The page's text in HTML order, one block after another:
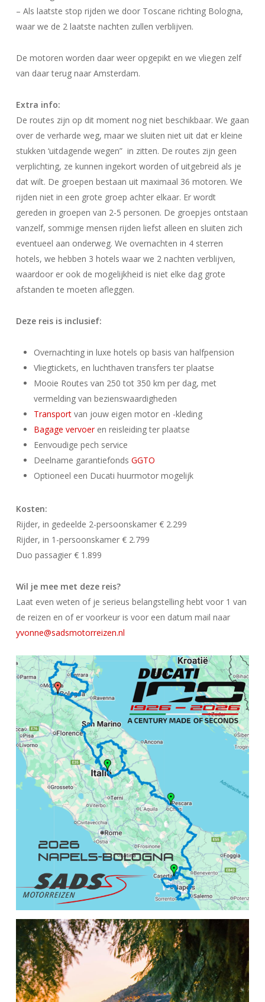
– Als laatste stop rijden we door Toscane richting Bologna,
waar we de 2 laatste nachten zullen verblijven.
De motoren worden daar weer opgepikt en we vliegen zelf
van daar terug naar Amsterdam.
Extra info:
De routes zijn op dit moment nog niet beschikbaar. We gaan
over de verharde weg, maar we sluiten niet uit dat er kleine
stukken ‘uitdagende wegen” in zitten. De routes zijn geen
verplichting, ze kunnen ingekort worden of uitgebreid als je
dat wilt. De groepen bestaan uit maximaal 36 motoren. We
rijden niet in een grote groep achter elkaar. Er wordt
gereden in groepen van 2-5 personen. De groepjes ontstaan
vanzelf, sommige mensen rijden liefst alleen en sluiten zich
eventueel aan onderweg. We overnachten in 4 sterren
hotels, we hebben 3 hotels waar we 2 nachten verblijven,
waardoor er ook de mogelijkheid is niet elke dag grote
afstanden te moeten afleggen.
Deze reis is inclusief:
Overnachting in luxe hotels op basis van halfpension
Vliegtickets, en luchthaven transfers ter plaatse
Mooie Routes van 250 tot 350 km per dag, met
vermelding van bezienswaardigheden
Transportvan jouw eigen motor en -kleding
Bagage vervoeren reisleiding ter plaatse
Eenvoudige pech service
Deelname garantiefonds GGTO
Optioneel een Ducati huurmotor mogelijk
Kosten:
Rijder, in gedeelde 2-persoonskamer € 2.299
Rijder, in 1-persoonskamer € 2.799
Duo passagier € 1.899
Wil je mee met deze reis?
Laat even weten of je serieus belangstelling hebt voor 1 van
de reizen en of er voorkeur is voor een datum mail naar
yvonne@sadsmotorreizen.nl